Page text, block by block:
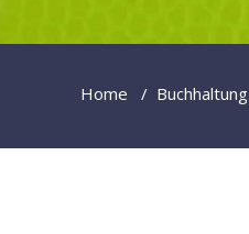
Home / Buchhaltung